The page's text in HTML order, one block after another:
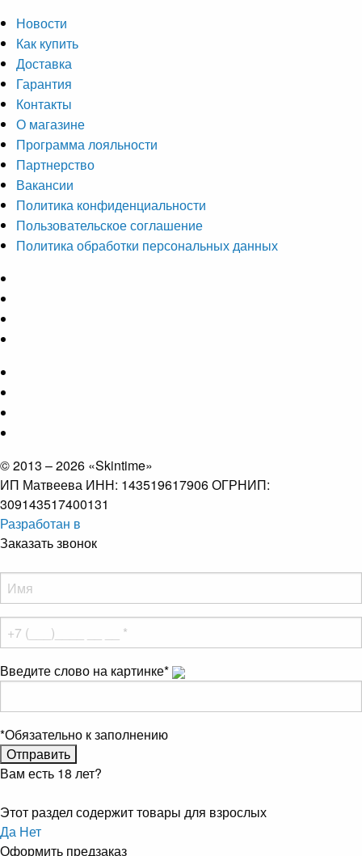
Новости
Как купить
Доставка
Гарантия
Контакты
О магазине
Программа лояльности
Партнерство
Вакансии
Политика конфиденциальности
Пользовательское соглашение
Политика обработки персональных данных
© 2013 – 2026 «Skintime»
ИП Матвеева ИНН: 143519617906 ОГРНИП:
309143517400131
Разработан в
Заказать звонок
Введите слово на картинке*
*Обязательно к заполнению
Вам есть 18 лет?
Этот раздел содержит товары для взрослых
Да Нет
Оформить предзаказ